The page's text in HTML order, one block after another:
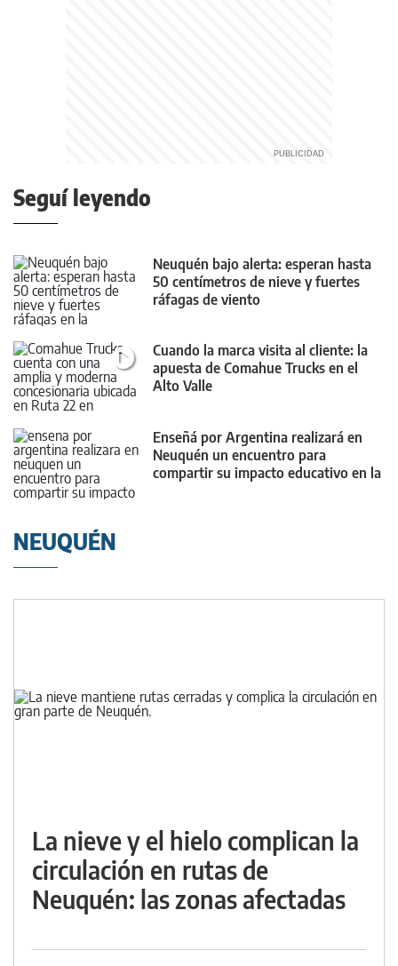
Seguí leyendo
Neuquén bajo alerta: esperan hasta
50 centímetros de nieve y fuertes
ráfagas de viento
Cuando la marca visita al cliente: la
apuesta de Comahue Trucks en el
Alto Valle
Enseñá por Argentina realizará en
Neuquén un encuentro para
compartir su impacto educativo en la
NEUQUÉN
La nieve y el hielo complican la
circulación en rutas de
Neuquén: las zonas afectadas